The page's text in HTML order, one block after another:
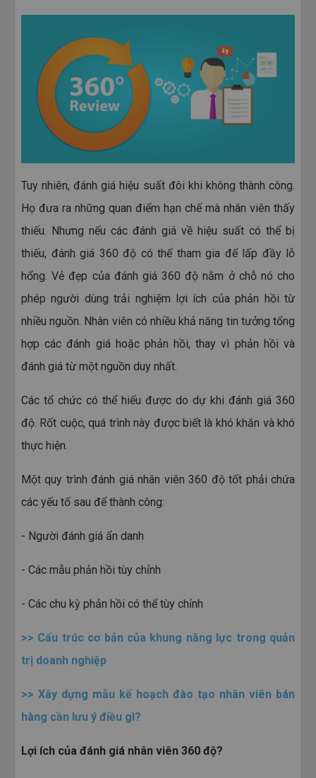
Tuy nhiên, đánh giá hiệu suất đôi khi không thành công.
Họ đưa ra những quan điểm hạn chế mà nhân viên thấy
thiếu. Nhưng nếu các đánh giá về hiệu suất có thể bị
thiếu, đánh giá 360 độ có thể tham gia để lấp đầy lỗ
hổng. Vẻ đẹp của đánh giá 360 độ nằm ở chỗ nó cho
phép người dùng trải nghiệm lợi ích của phản hồi từ
nhiều nguồn. Nhân viên có nhiều khả năng tin tưởng tổng
hợp các đánh giá hoặc phản hồi, thay vì phản hồi và
đánh giá từ một nguồn duy nhất.
Các tổ chức có thể hiểu được do dự khi đánh giá 360
độ. Rốt cuộc, quá trình này được biết là khó khăn và khó
thực hiện.
Một quy trình đánh giá nhân viên 360 độ tốt phải chứa
các yếu tố sau để thành công:
- Người đánh giá ẩn danh
- Các mẫu phản hồi tùy chỉnh
- Các chu kỳ phản hồi có thể tùy chỉnh
>> Cấu trúc cơ bản của khung năng lực trong quản
trị doanh nghiệp
>> Xây dựng mẫu kế hoạch đào tạo nhân viên bán
hàng cần lưu ý điều gì?
Lợi ích của đánh giá nhân viên 360 độ?